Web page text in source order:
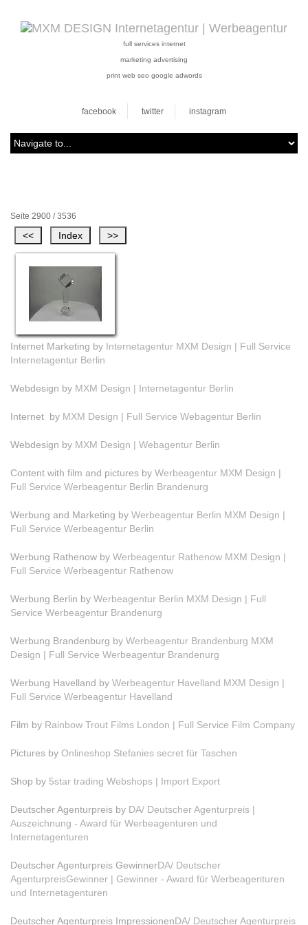
full services internet
marketing advertising
print web seo google adwords
facebook twitter instagram
Seite 2900 / 3536
Internet Marketing by Internetagentur MXM Design | Full Service
Internetagentur Berlin
Webdesign by MXM Design | Internetagentur Berlin
Internet by MXM Design | Full Service Webagentur Berlin
Webdesign by MXM Design | Webagentur Berlin
Content with film and pictures by Werbeagentur MXM Design |
Full Service Werbeagentur Berlin Brandenurg
Werbung and Marketing by Werbeagentur Berlin MXM Design |
Full Service Werbeagentur Berlin
Werbung Rathenow by Werbeagentur Rathenow MXM Design |
Full Service Werbeagentur Rathenow
Werbung Berlin by Werbeagentur Berlin MXM Design | Full
Service Werbeagentur Brandenurg
Werbung Brandenburg by Werbeagentur Brandenburg MXM
Design | Full Service Werbeagentur Brandenurg
Werbung Havelland by Werbeagentur Havelland MXM Design |
Full Service Werbeagentur Havelland
Film by Rainbow Trout Films London | Full Service Film Company
Pictures by Onlineshop Stefanies secret für Taschen
Shop by 5star trading Webshops | Import Export
Deutscher Agenturpreis by DA/ Deutscher Agenturpreis |
Auszeichnung - Award für Werbeagenturen und
Internetagenturen
Deutscher Agenturpreis GewinnerDA/ Deutscher
AgenturpreisGewinner | Gewinner - Award für Werbeagenturen
und Internetagenturen
Deutscher Agenturpreis ImpressionenDA/ Deutscher Agenturpreis